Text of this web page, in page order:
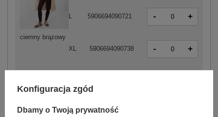
ciemny brązowy
L 5906694090721 - +
XL 5906694090738 - +
Konfiguracja zgód
Dbamy o Twoją prywatność